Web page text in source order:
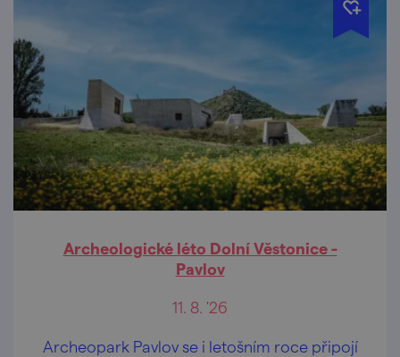
Archeologické léto Dolní Věstonice -
Pavlov
11. 8. '26
Archeopark Pavlov se i letošním roce připojí